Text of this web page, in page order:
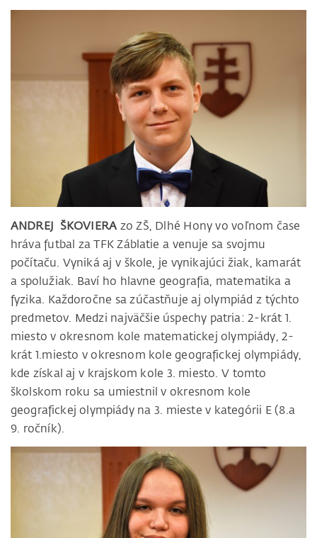
ANDREJ ŠKOVIERA zo ZŠ, Dlhé Hony vo voľnom čase
hráva futbal za TFK Záblatie a venuje sa svojmu
počítaču. Vyniká aj v škole, je vynikajúci žiak, kamarát
a spolužiak. Baví ho hlavne geografia, matematika a
fyzika. Každoročne sa zúčastňuje aj olympiád z týchto
predmetov. Medzi najväčšie úspechy patria: 2-krát 1.
miesto v okresnom kole matematickej olympiády, 2-
krát 1.miesto v okresnom kole geografickej olympiády,
kde získal aj v krajskom kole 3. miesto. V tomto
školskom roku sa umiestnil v okresnom kole
geografickej olympiády na 3. mieste v kategórii E (8.a
9. ročník).